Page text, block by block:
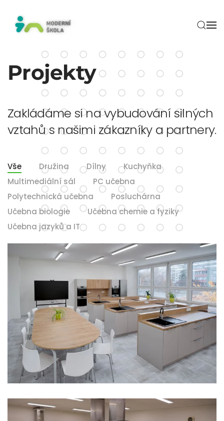
Skip to main content
Projekty
Zakládáme si na vybudování silných
vztahů s našimi zákazníky a partnery.
Vše Družina Dílny
Kuchyňka
Multimediální sál
PC učebna
Polytechnická učebna
Posluchárna
Učebna biologie
Učebna chemie a fyziky
Učebna jazyků a IT